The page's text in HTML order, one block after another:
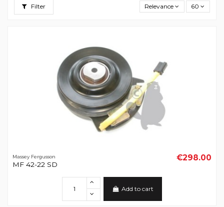
Filter Relevance 60
Massey Fergusson
MF 42-22 SD
€298.00
Add to cart